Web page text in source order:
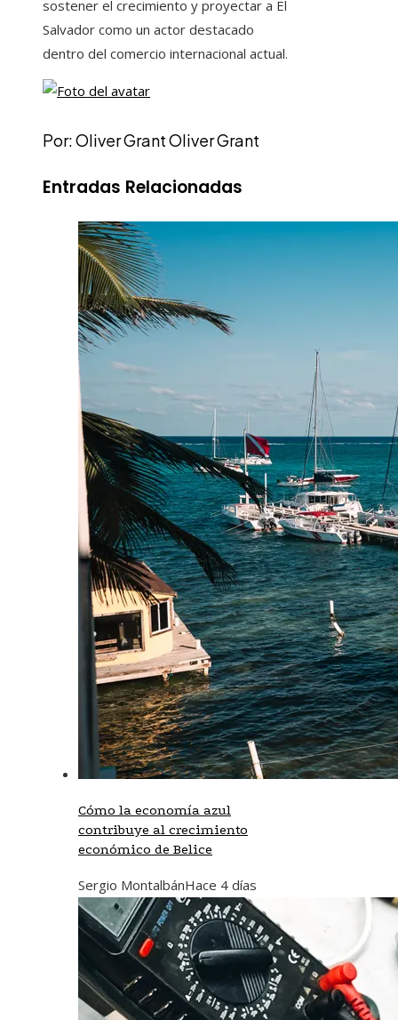
sostener el crecimiento y proyectar a El
Salvador como un actor destacado
dentro del comercio internacional actual.
Por: Oliver Grant Oliver Grant
Entradas Relacionadas
Cómo la economía azul
contribuye al crecimiento
económico de Belice
Sergio MontalbánHace 4 días